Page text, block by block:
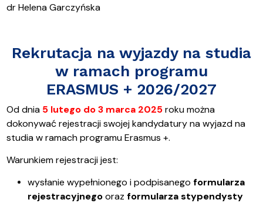
dr Helena Garczyńska
Rekrutacja na wyjazdy na studia
w ramach programu
ERASMUS + 2026/2027
Od dnia 5 lutego do 3 marca 2025roku można
dokonywać rejestracji swojej kandydatury na wyjazd na
studia w ramach programu Erasmus +.
Warunkiem rejestracji jest:
wysłanie wypełnionego i podpisanego formularza
rejestracyjnegooraz formularza stypendysty